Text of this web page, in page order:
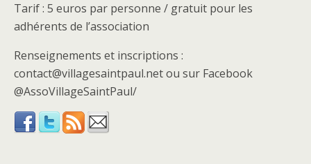
Tarif : 5 euros par personne / gratuit pour les
adhérents de l’association
Renseignements et inscriptions :
contact@villagesaintpaul.net ou sur Facebook
@AssoVillageSaintPaul/